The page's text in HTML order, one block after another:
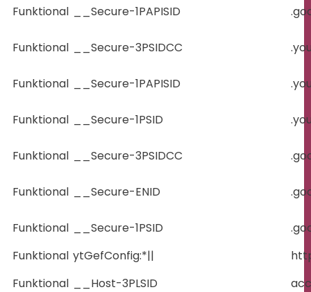
Funktional __Secure-1PAPISID
Funktional __Secure-3PSIDCC
Funktional __Secure-1PAPISID
Funktional __Secure-1PSID
Funktional __Secure-3PSIDCC
Funktional __Secure-ENID
Funktional __Secure-1PSID
Funktional ytGefConfig:*||
Funktional
__Host-3PLSID